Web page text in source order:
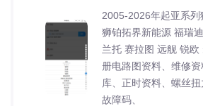
2005-2026年起亚系列
狮铂拓界新能源 福瑞
兰托 赛拉图 远舰 锐
册电路图资料、维修
库、正时资料、螺丝扭
故障码、